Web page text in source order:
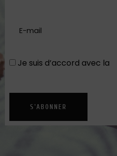
Je suis d’accord avec la
S'ABONNER